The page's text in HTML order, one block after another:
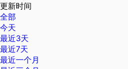
更新时间
全部
今天
最近3天
最近7天
最近一个月